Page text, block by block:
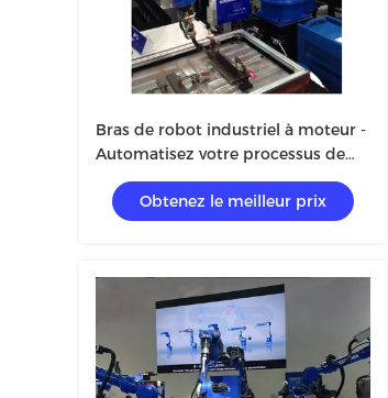
Bras de robot industriel à moteur -
Automatisez votre processus de
fabrication avec des composants
de baseObtenez le meilleur prix